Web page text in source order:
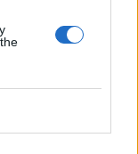
força